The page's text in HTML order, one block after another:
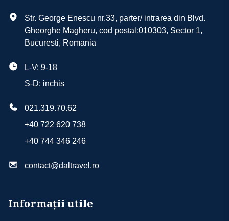
Str. George Enescu nr.33, parter/ intrarea din Blvd.
Gheorghe Magheru, cod postal:010303, Sector 1,
Bucuresti, Romania
L-V: 9-18
S-D: inchis
021.319.70.62
+40 722 620 738
+40 744 346 246
contact@daltravel.ro
Informații utile